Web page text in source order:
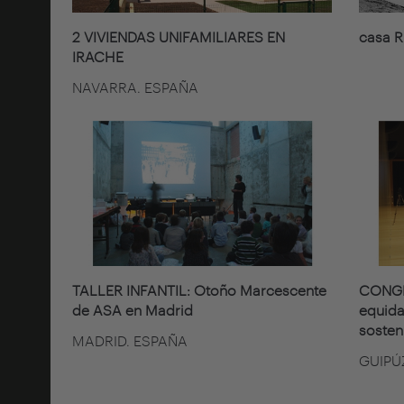
2 VIVIENDAS UNIFAMILIARES EN
IRACHE
NAVARRA. ESPAÑA
casa
TALLER INFANTIL: Otoño Marcescente
de ASA en Madrid
MADRID. ESPAÑA